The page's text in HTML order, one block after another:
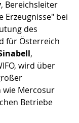
, Bereichsleiter
Erzeugnisse" bei
des
für Österreich
,
wird über
wie Mercosur
Betriebe